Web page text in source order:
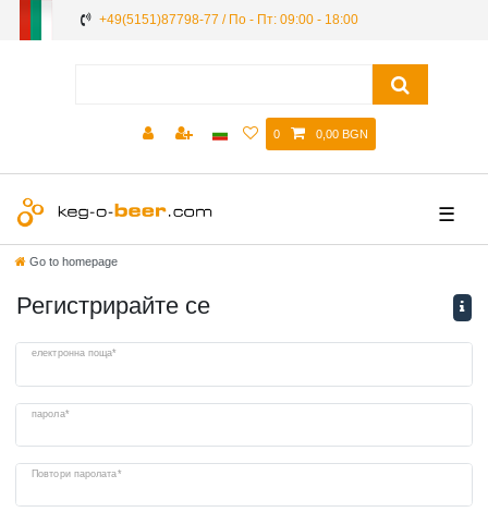
+49(5151)87798-77 / По - Пт: 09:00 - 18:00
0 0,00 BGN
☰
Go to homepage
Регистрирайте се
електронна поща*
парола*
Повтори паролата*